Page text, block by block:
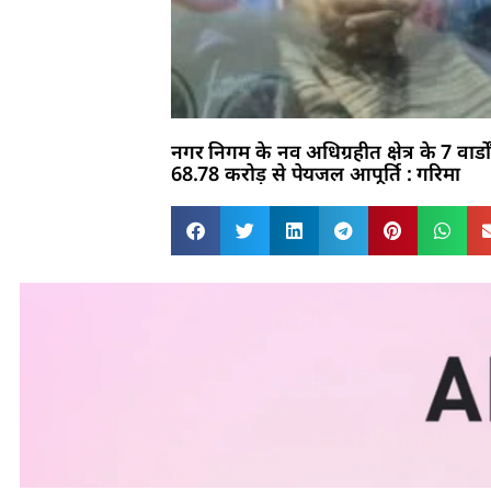
नगर निगम के नव अधिग्रहीत क्षेत्र के 7
68.78 करोड़ से पेयजल आपूर्ति : गरिमा